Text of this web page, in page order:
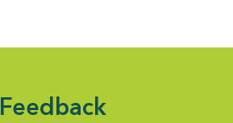
Feedback